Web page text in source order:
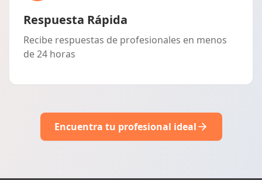
Respuesta Rápida
Recibe respuestas de profesionales en menos
de 24 horas
Encuentra tu profesional ideal